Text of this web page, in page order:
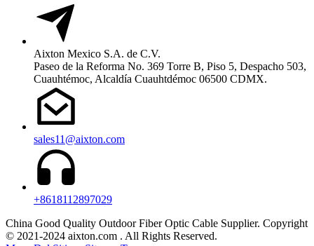
Aixton Mexico S.A. de C.V.
Paseo de la Reforma No. 369 Torre B, Piso 5, Despacho 503,
Cuauhtémoc, Alcaldía Cuauhtdémoc 06500 CDMX.
sales11@aixton.com
+8618112897029
China Good Quality Outdoor Fiber Optic Cable Supplier. Copyright
© 2021-2024 aixton.com . All Rights Reserved.